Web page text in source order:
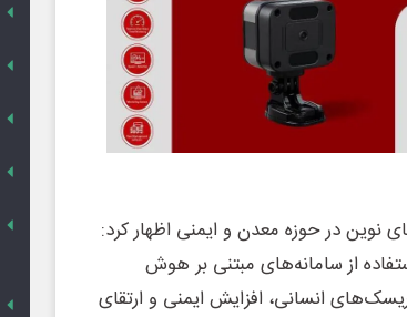
نوین در حوزه معدن و ایمنی اظهار کرد:
از سامانه‌های مبتنی بر هوش
انسانی، افزایش ایمنی و ارتقای